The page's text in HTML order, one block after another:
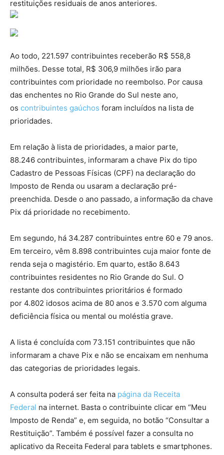
restituições residuais de anos anteriores.
Ao todo, 221.597 contribuintes receberão R$ 558,8
milhões. Desse total, R$ 306,9 milhões irão para
contribuintes com prioridade no reembolso. Por causa
das enchentes no Rio Grande do Sul neste ano,
os contribuintes gaúchos foram incluídos na lista de
prioridades.
Em relação à lista de prioridades, a maior parte,
88.246 contribuintes, informaram a chave Pix do tipo
Cadastro de Pessoas Físicas (CPF) na declaração do
Imposto de Renda ou usaram a declaração pré-
preenchida. Desde o ano passado, a informação da chave
Pix dá prioridade no recebimento.
Em segundo, há 34.287 contribuintes entre 60 e 79 anos.
Em terceiro, vêm 8.898 contribuintes cuja maior fonte de
renda seja o magistério. Em quarto, estão 8.643
contribuintes residentes no Rio Grande do Sul. O
restante dos contribuintes prioritários é formado
por 4.802 idosos acima de 80 anos e 3.570 com alguma
deficiência física ou mental ou moléstia grave.
A lista é concluída com 73.151 contribuintes que não
informaram a chave Pix e não se encaixam em nenhuma
das categorias de prioridades legais.
A consulta poderá ser feita na página da Receita
Federal na internet. Basta o contribuinte clicar em “Meu
Imposto de Renda” e, em seguida, no botão “Consultar a
Restituição”. Também é possível fazer a consulta no
aplicativo da Receita Federal para tablets e smartphones.